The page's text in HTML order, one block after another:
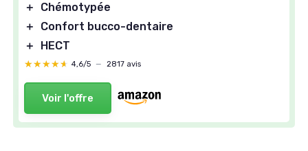
＋
Chémotypée
＋
Confort bucco-dentaire
＋
HECT
★★★★★
★★★★★ 4,6/5 — 2817 avis
Voir l'offre